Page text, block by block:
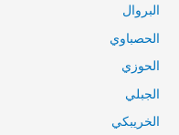
البروال
الحصباوي
الحوزي
الجبلي
الخريبكي